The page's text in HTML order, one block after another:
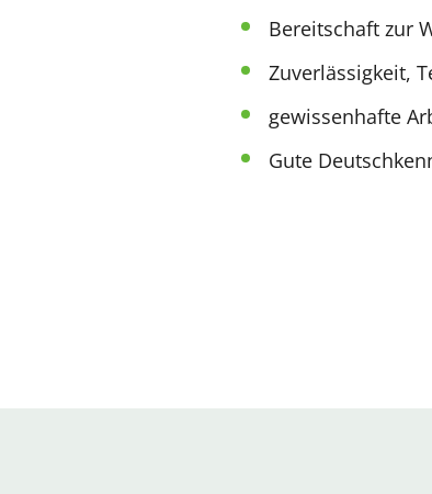
Bereitschaft zur
Zuverlässigkeit,
gewissenhafte
Gute